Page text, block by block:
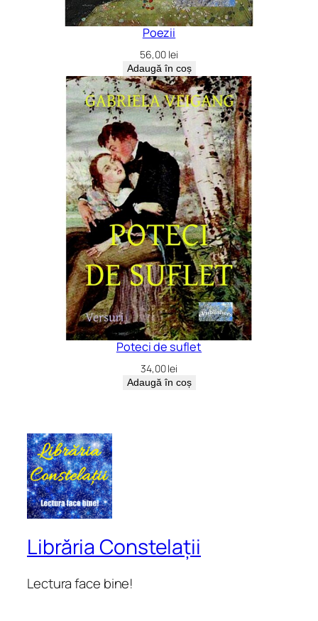
Poezii
56,00 lei
Adaugă în coș
Poteci de suflet
34,00lei
Adaugă în coș
Librăria Constelații
Lectura face bine!